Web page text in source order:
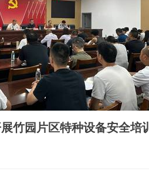
竹园片区特种设备安全培训